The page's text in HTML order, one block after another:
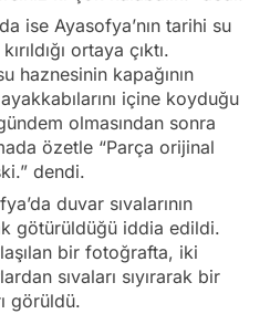
ise Ayasofya’nın tarihi su
ortaya çıktı.
haznesinin kapağının
ayakkabılarını içine koyduğu
olmasından sonra
özetle “Parça orijinal
dendi.
duvar sıvalarının
götürüldüğü iddia edildi.
bir fotoğrafta, iki
sıvaları sıyırarak bir
görüldü.
Test